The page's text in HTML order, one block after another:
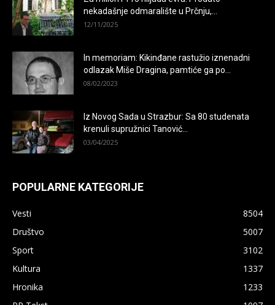
nekadašnje odmaralište u Prčnju,...
12/11/2025
In memoriam: Kikinđane rastužio iznenadni
odlazak Miše Dragina, pamtiće ga po...
08/02/2023
Iz Novog Sada u Strazbur: Sa 80 studenata
krenuli supružnici Tanović...
03/04/2025
POPULARNE KATEGORIJE
Vesti
8504
Društvo
5007
Sport
3102
Kultura
1337
Hronika
1233